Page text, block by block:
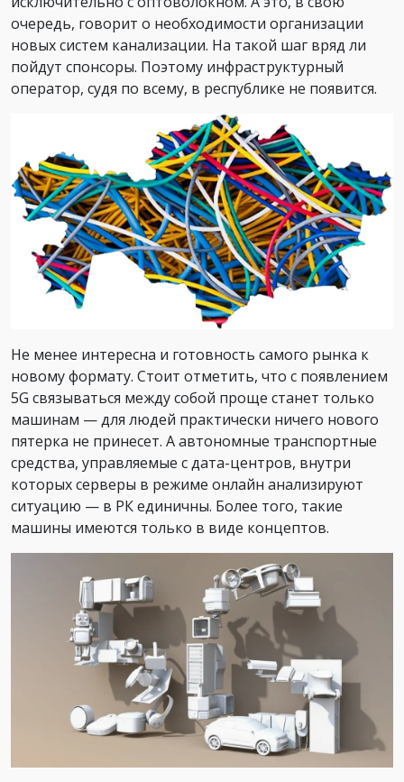
очередь, говорит о необходимости организации
новых систем канализации. На такой шаг вряд ли
пойдут спонсоры. Поэтому инфраструктурный
оператор, судя по всему, в республике не появится.
Не менее интересна и готовность самого рынка к
новому формату. Стоит отметить, что с появлением
5G связываться между собой проще станет только
машинам — для людей практически ничего нового
пятерка не принесет. А автономные транспортные
средства, управляемые с дата-центров, внутри
которых серверы в режиме онлайн анализируют
ситуацию — в РК единичны. Более того, такие
машины имеются только в виде концептов.